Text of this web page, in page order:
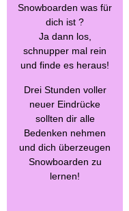
Snowboarden was für
dich ist ?
Ja dann los,
schnupper mal rein
und finde es heraus!
Drei Stunden voller
neuer Eindrücke
sollten dir alle
Bedenken nehmen
und dich überzeugen
Snowboarden zu
lernen!